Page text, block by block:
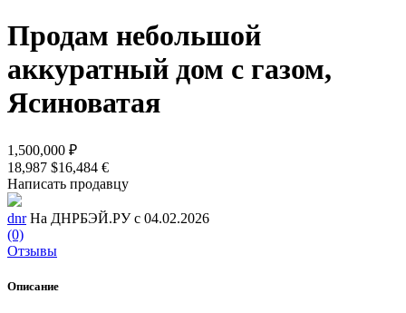
Продам небольшой
аккуратный дом с газом,
Ясиноватая
1,500,000 ₽
18,987 $16,484 €
Написать продавцу
dnr На ДНРБЭЙ.РУ с 04.02.2026
(0)
Отзывы
Описание